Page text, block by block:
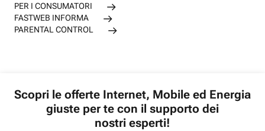
PER I CONSUMATORI
FASTWEB INFORMA
PARENTAL CONTROL
Scopri le offerte Internet, Mobile ed Energia
giuste per te con il supporto dei
nostri esperti!